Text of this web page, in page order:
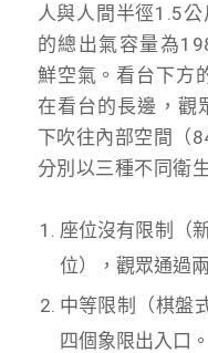
人與人間半徑1.5
的總出氣容量為
鮮空氣。看台下方
在看台的長邊，觀
下吹往內部空間（
分別以三種不同衛
座位沒有限制（
位），觀眾通過
中等限制（棋盤
四個象限出入口。